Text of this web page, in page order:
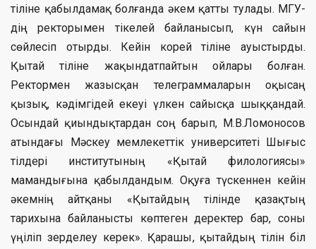
тіліне қабылдамақ болғанда әкем қатты тулады. МГУ-
дің ректорымен тікелей байланысып, күн сайын
сөйлесіп отырды. Кейін корей тіліне ауыстырды.
Қытай тіліне жақындатпайтын ойлары болған.
Ректормен жазысқан телеграммаларын оқысаң
қызық, кәдімгідей екеуі үлкен сайысқа шыққандай.
Осындай қиындықтардан соң барып, М.В.Ломоносов
атындағы Мәскеу мемлекеттік университеті Шығыс
тілдері институтының «Қытай филологиясы»
мамандығына қабылдандым. Оқуға түскеннен кейін
әкемнің айтқаны «Қытайдың тілінде қазақтың
тарихына байланысты көптеген деректер бар, соны
үңіліп зерделеу керек». Қарашы, қытайдың тілін біл